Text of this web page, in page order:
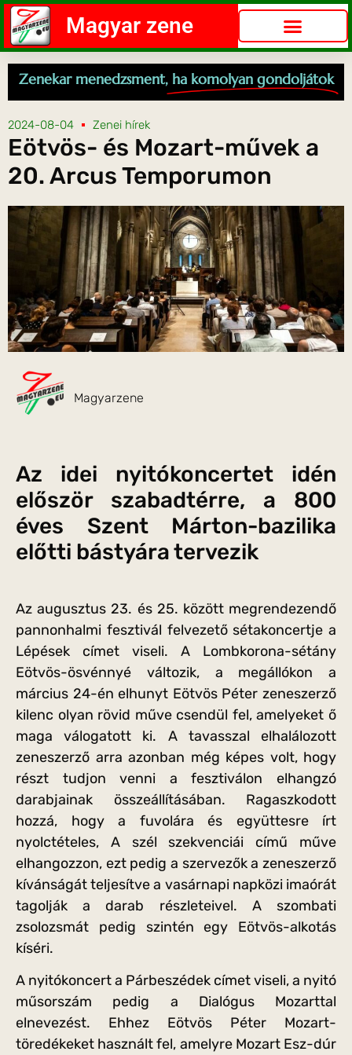
Magyar zene
Zenekar menedzsment, ha komolyan gondoljátok
2024-08-04 Zenei hírek
Eötvös- és Mozart-művek a
20. Arcus Temporumon
Magyarzene
Az idei nyitókoncertet idén
először szabadtérre, a 800
éves Szent Márton-bazilika
előtti bástyára tervezik
Az augusztus 23. és 25. között megrendezendő
pannonhalmi fesztivál felvezető sétakoncertje a
Lépések címet viseli. A Lombkorona-sétány
Eötvös-ösvénnyé változik, a megállókon a
március 24-én elhunyt Eötvös Péter zeneszerző
kilenc olyan rövid műve csendül fel, amelyeket ő
maga válogatott ki. A tavasszal elhalálozott
zeneszerző arra azonban még képes volt, hogy
részt tudjon venni a fesztiválon elhangzó
darabjainak összeállításában. Ragaszkodott
hozzá, hogy a fuvolára és együttesre írt
nyolctételes, A szél szekvenciái című műve
elhangozzon, ezt pedig a szervezők a zeneszerző
kívánságát teljesítve a vasárnapi napközi imaórát
tagolják a darab részleteivel. A szombati
zsolozsmát pedig szintén egy Eötvös-alkotás
kíséri.
A nyitókoncert a Párbeszédek címet viseli, a nyitó
műsorszám pedig a Dialógus Mozarttal
elnevezést. Ehhez Eötvös Péter Mozart-
töredékeket használt fel, amelyre Mozart Esz-dúr